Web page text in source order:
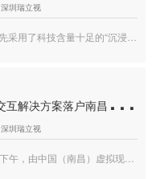
深圳瑞立视
瑞
立视大空间多人交互解决方案落户南昌VR/AR科技馆
深圳瑞立视